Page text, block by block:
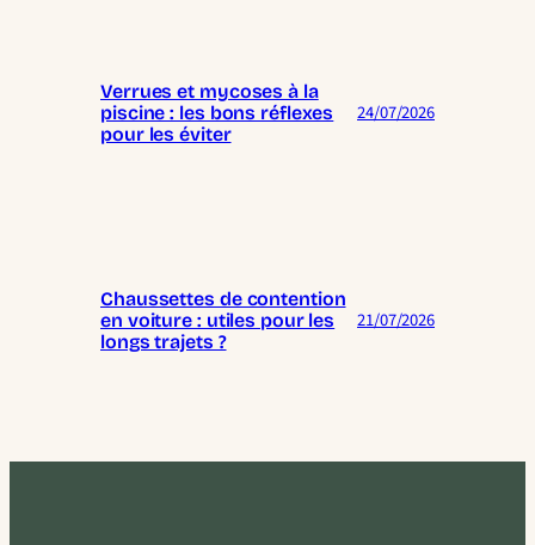
Verrues et mycoses à la
piscine : les bons réflexes
pour les éviter
24/07/2026
Chaussettes de contention
en voiture : utiles pour les
longs trajets ?
21/07/2026